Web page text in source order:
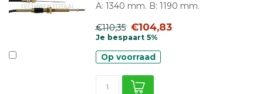
A: 1340 mm. B: 1190 mm.
€110,35 €104,83
Je bespaart 5%
Op voorraad